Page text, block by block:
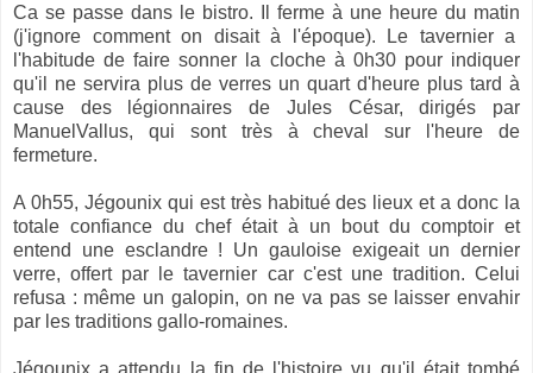
Ca se passe dans le bistro. Il ferme à une heure du matin
(j'ignore comment on disait à l'époque). Le tavernier a
l'habitude de faire sonner la cloche à 0h30 pour indiquer
qu'il ne servira plus de verres un quart d'heure plus tard à
cause des légionnaires de Jules César, dirigés par
ManuelVallus, qui sont très à cheval sur l'heure de
fermeture.
A 0h55, Jégounix qui est très habitué des lieux et a donc la
totale confiance du chef était à un bout du comptoir et
entend une esclandre ! Un gauloise exigeait un dernier
verre, offert par le tavernier car c'est une tradition. Celui
refusa : même un galopin, on ne va pas se laisser envahir
par les traditions gallo-romaines.
Jégounix a attendu la fin de l'histoire vu qu'il était tombé